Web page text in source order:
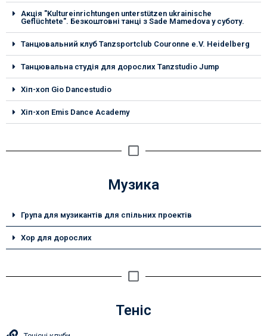
Акція "Kultureinrichtungen unterstützen ukrainische
Geflüchtete". Безкоштовні танці з Sade Mamedova у суботу.
Танцювальний клуб Tanzsportclub Couronne e.V. Heidelberg
Танцювальна студія для дорослих Tanzstudio Jump
Хіп-хоп Gio Dancestudio
Хіп-хоп Emis Dance Academy
Музика
Група для музикантів для спільних проектів
Хор для дорослих
Теніс